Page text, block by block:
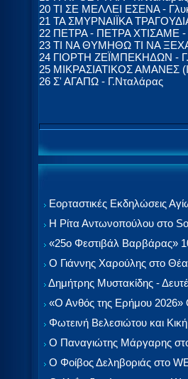
20 ΤΙ ΣΕ ΜΕΛΛΕΙ ΕΣΕΝΑ -
21 ΤΑ ΣΜΥΡΝΑΙΪΚΑ
22 ΠΕΤΡΑ - ΠΕΤΡΑ ΧΤΙΣΑΜΕ -
23 ΤΙ ΝΑ ΘΥΜΗΘΩ ΤΙ ΝΑ
24 ΓΙΟΡΤΗ ΖΕΪΜΠΕΚΗΔΩΝ -
25 ΜΙΚΡΑΣΙΑΤΙΚΟΣ ΑΜΑΝΕΣ
26 Σ' ΑΓΑΠΩ - Γ.Νταλάρας
Εορταστικές Εκδηλώσεις
Η Ρίτα Αντωνοπούλου στο
«25ο Φεστιβάλ Βαρβάρας»
Ο Γιάννης Χαρούλης στο
Δημήτρης Μυστακίδης -
«Ο Ανθός της Ερήμου 2026»
Φωτεινή Βελεσιώτου και
Ο Παναγιώτης Μάργαρης
Ο Φοίβος Δεληβοριάς στο